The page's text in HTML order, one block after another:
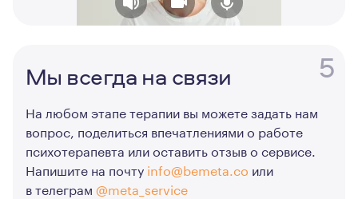
5
Мы всегда на связи
На любом этапе терапии вы можете задать нам
вопрос, поделиться впечатлениями о работе
психотерапевта или оставить отзыв о сервисе.
Напишите на почту info@bemeta.co или
в телеграм @meta_service